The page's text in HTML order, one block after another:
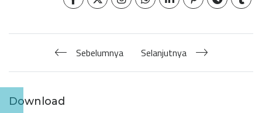
Sebelumnya Selanjutnya
Download